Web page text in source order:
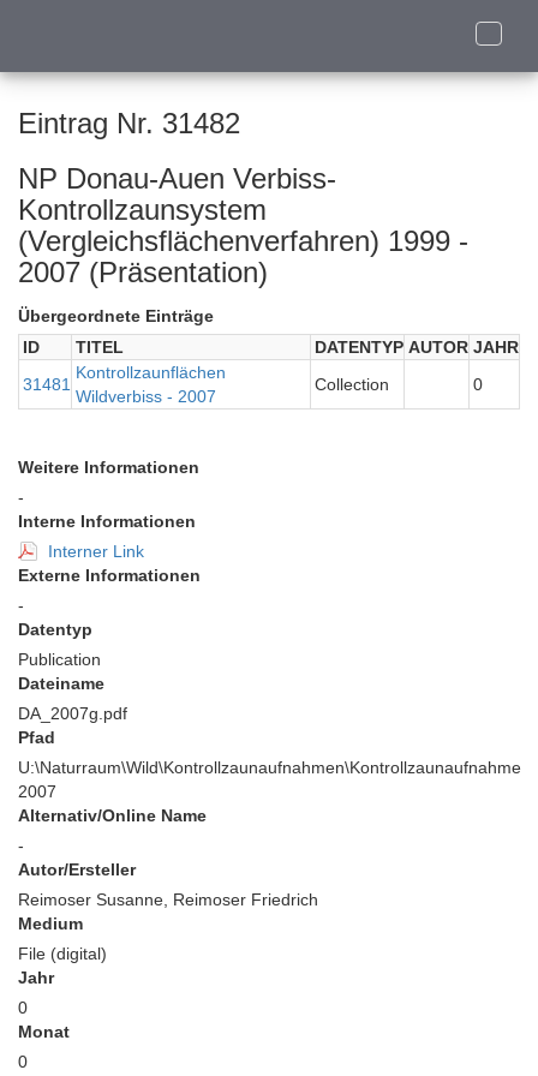
Toggle
Eintrag Nr. 31482
NP Donau-Auen Verbiss-
Kontrollzaunsystem
(Vergleichsflächenverfahren) 1999 -
2007 (Präsentation)
Übergeordnete Einträge
ID
TITEL DATENTYP AUTOR JAHR
31481
Kontrollzaunflächen
Wildverbiss - 2007
Collection 0
Weitere Informationen
-
Interne Informationen
Interner Link
Externe Informationen
-
Datentyp
Publication
Dateiname
DA_2007g.pdf
Pfad
U:\Naturraum\Wild\Kontrollzaunaufnahmen\Kontrollzaunaufnahme
2007
Alternativ/Online Name
-
Autor/Ersteller
Reimoser Susanne, Reimoser Friedrich
Medium
File (digital)
Jahr
0
Monat
0